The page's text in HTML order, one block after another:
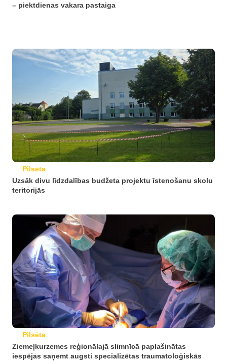
– piektdienas vakara pastaiga
Pilsēta
Uzsāk divu līdzdalības budžeta projektu īstenošanu skolu
teritorijās
Pilsēta
Ziemeļkurzemes reģionālajā slimnīcā paplašinātas
iespējas saņemt augsti specializētas traumatoloģiskās